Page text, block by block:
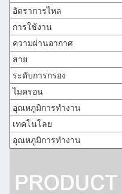
อัตราการไหล
การใช้งาน
ความผ่านอากาศ
สาย
ระดับการกรอง
ไมครอน
อุณหภูมิการทํางาน
เทคโนโลย
อุณหภูมิการทํางาน